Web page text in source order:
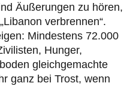
Äußerungen zu hören,
verbrennen“.
Mindestens 72.000
Hunger,
gleichgemachte
ganz bei Trost, wenn